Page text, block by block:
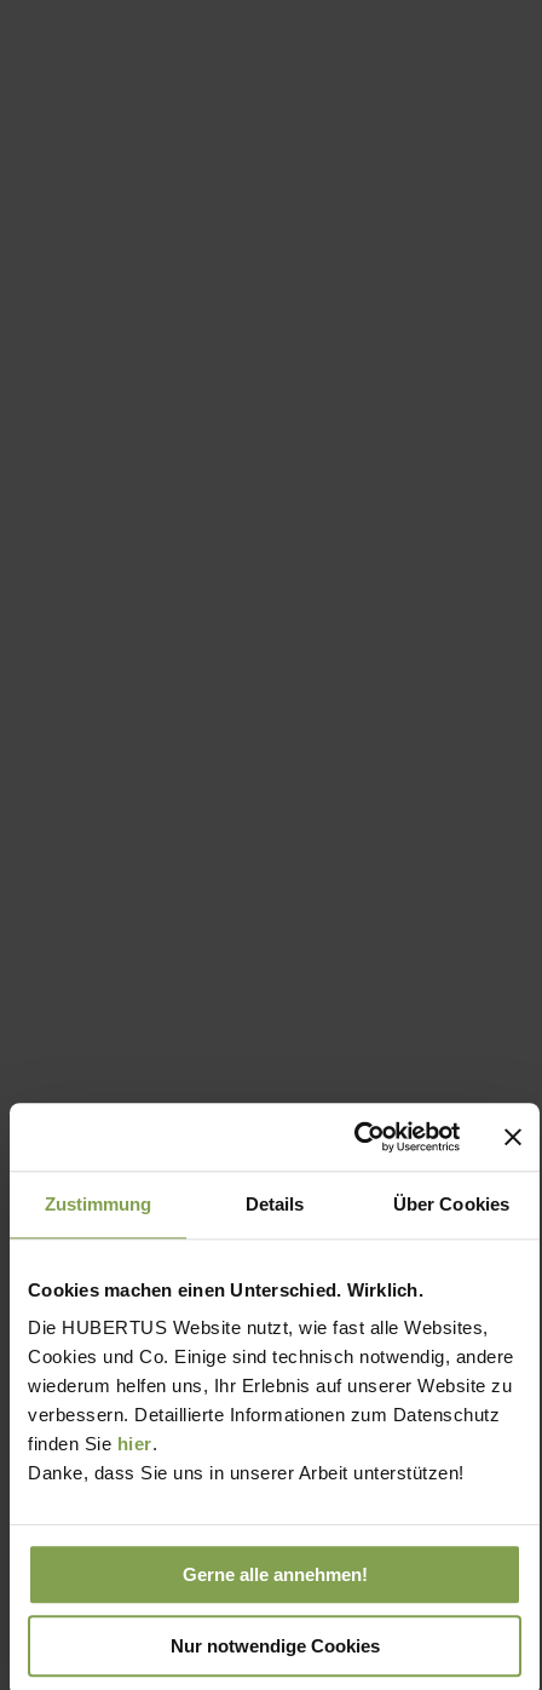
Zustimmung Details Über Cookies
Cookies machen einen Unterschied. Wirklich.
Die HUBERTUS Website nutzt, wie fast alle Websites,
Cookies und Co. Einige sind technisch notwendig, andere
wiederum helfen uns, Ihr Erlebnis auf unserer Website zu
verbessern. Detaillierte Informationen zum Datenschutz
finden Sie hier.
Danke, dass Sie uns in unserer Arbeit unterstützen!
Gerne alle annehmen!
Nur notwendige Cookies